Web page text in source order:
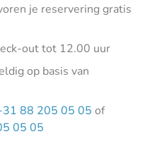
je reservering gratis
out tot 12.00 uur
op basis van
88 205 05 05 of
05 05